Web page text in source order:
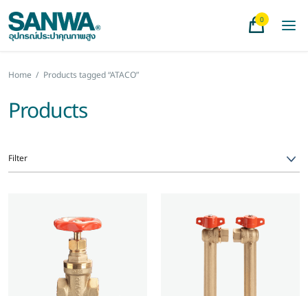
0
Home / Products tagged “ATACO”
Products
Filter